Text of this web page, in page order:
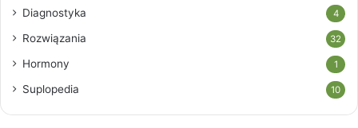
Diagnostyka 4
Rozwiązania 32
Hormony 1
Suplopedia 10